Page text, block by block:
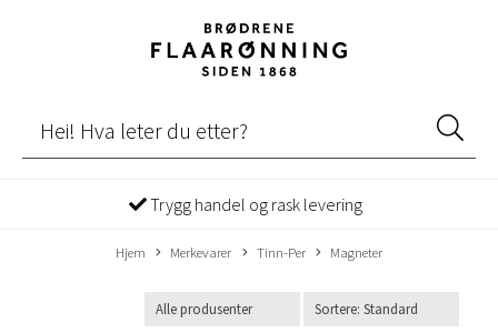
Trygg handel og rask levering
Hjem Merkevarer Tinn-Per Magneter